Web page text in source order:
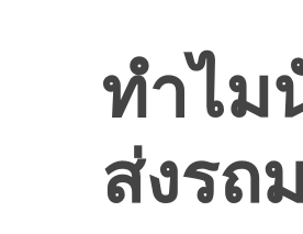
ทำไม
ส่งรถ